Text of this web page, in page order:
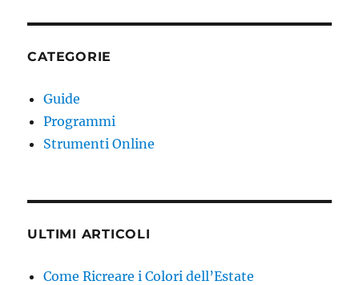
CATEGORIE
Guide
Programmi
Strumenti Online
ULTIMI ARTICOLI
Come Ricreare i Colori dell’Estate